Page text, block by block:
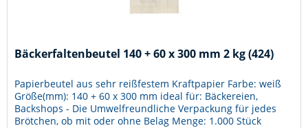
Bäckerfaltenbeutel 140 + 60 x 300 mm 2 kg (424)
Papierbeutel aus sehr reißfestem Kraftpapier Farbe: weiß
Größe(mm): 140 + 60 x 300 mm ideal für: Bäckereien,
Backshops - Die Umwelfreundliche Verpackung für jedes
Brötchen, ob mit oder ohne Belag Menge: 1.000 Stück